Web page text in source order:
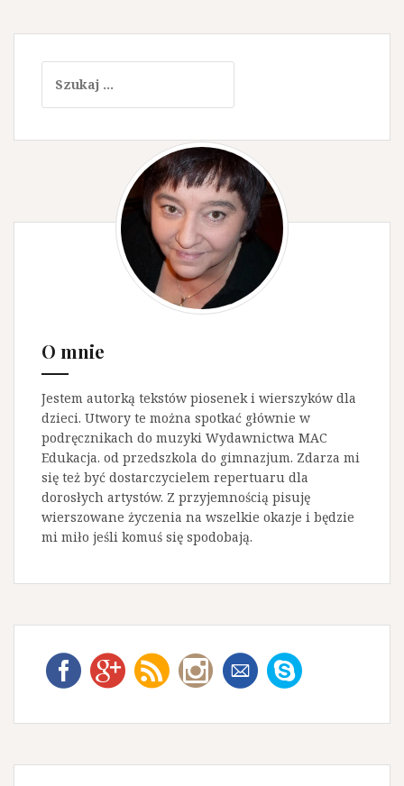
u
O mnie
Jestem autorką tekstów piosenek i wierszyków dla
dzieci. Utwory te można spotkać głównie w
podręcznikach do muzyki Wydawnictwa MAC
Edukacja. od przedszkola do gimnazjum. Zdarza mi
się też być dostarczycielem repertuaru dla
dorosłych artystów. Z przyjemnością pisuję
wierszowane życzenia na wszelkie okazje i będzie
mi miło jeśli komuś się spodobają.